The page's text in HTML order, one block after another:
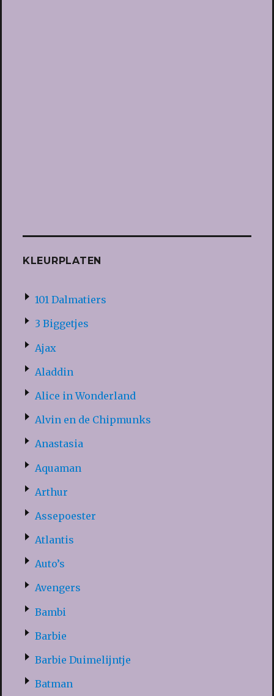
KLEURPLATEN
101 Dalmatiers
3 Biggetjes
Ajax
Aladdin
Alice in Wonderland
Alvin en de Chipmunks
Anastasia
Aquaman
Arthur
Assepoester
Atlantis
Auto’s
Avengers
Bambi
Barbie
Barbie Duimelijntje
Batman